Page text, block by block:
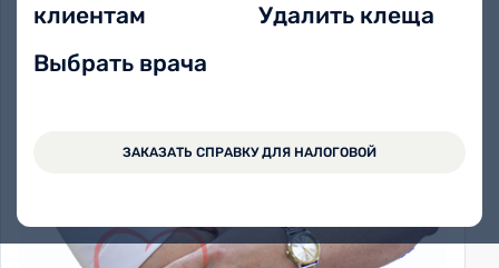
клиентам
Выбрать врача
Удалить клеща
ЗАКАЗАТЬ СПРАВКУ ДЛЯ НАЛОГОВОЙ